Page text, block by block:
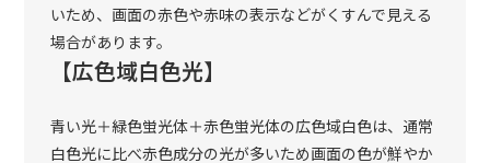
いため、画面の赤色や赤味の表示などがくすんで見える
場合があります。
【広色域白色光】
青い光＋緑色蛍光体＋赤色蛍光体の広色域白色は、通常
白色光に比べ赤色成分の光が多いため画面の色が鮮やか